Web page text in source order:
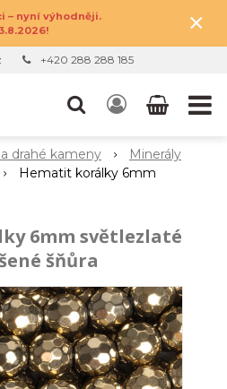
– nyní výhodněji.
×
+420 288 288 185
drahé kameny
Minerály
Hematit korálky 6mm
6mm světlezlaté
šňůra